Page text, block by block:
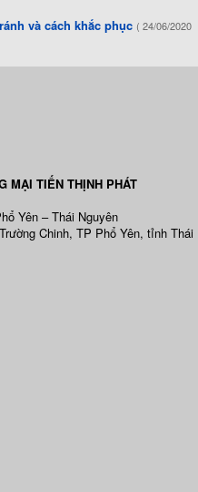
và cách khắc phục ( 24/06/2020
MẠI TIẾN THỊNH PHÁT
Yên – Thái Nguyên
Chinh, TP Phổ Yên, tỉnh Thái